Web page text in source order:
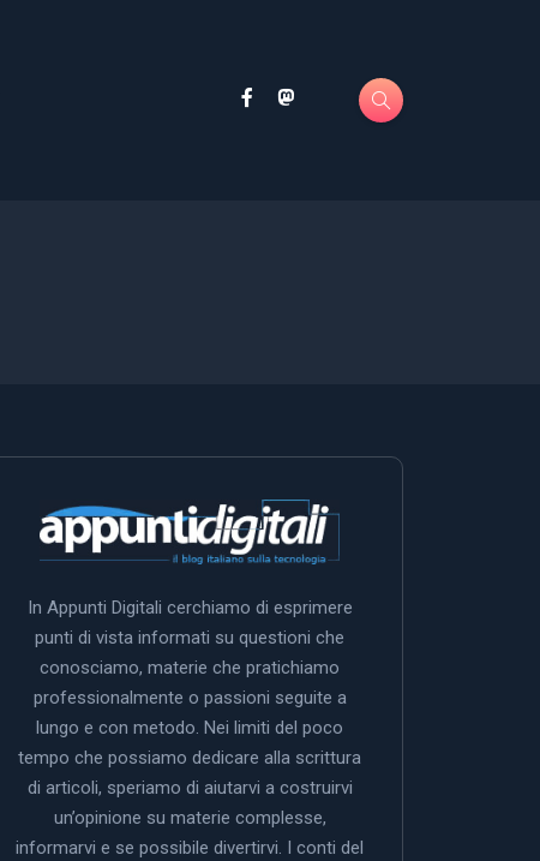
In Appunti Digitali cerchiamo di esprimere
punti di vista informati su questioni che
conosciamo, materie che pratichiamo
professionalmente o passioni seguite a
lungo e con metodo. Nei limiti del poco
tempo che possiamo dedicare alla scrittura
di articoli, speriamo di aiutarvi a costruirvi
un’opinione su materie complesse,
informarvi e se possibile divertirvi. I conti del